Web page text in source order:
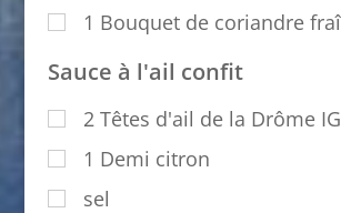
1 Bouquet de coriandre
Sauce à l'ail confit
2 Têtes d'ail de la Drôme
1 Demi citron
sel